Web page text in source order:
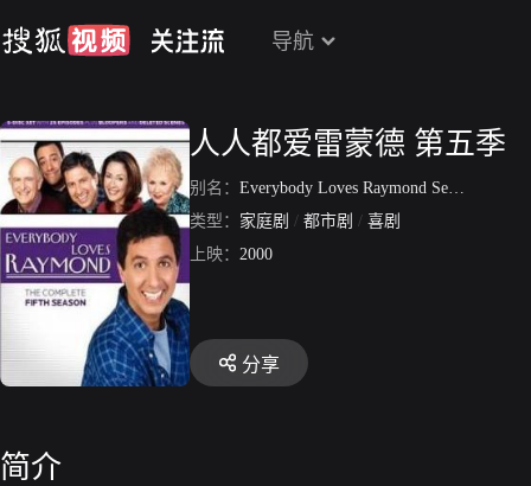
导航
人人都爱雷蒙德 第五季
别名： Everybody Loves Raymond Season 5
类型： 家庭剧 / 都市剧 / 喜剧
上映： 2000
分享
简介